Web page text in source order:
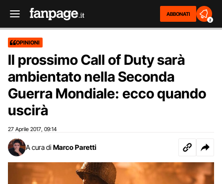
ABBONATI
2
OPINIONI
Il prossimo Call of Duty sarà
ambientato nella Seconda
Guerra Mondiale: ecco quando
uscirà
27 Aprile 2017 09:14
A cura di Marco Paretti